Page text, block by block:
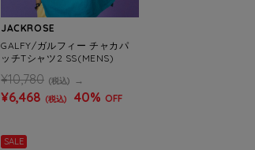
JACKROSE
GALFY/ガルフィー チャカパ
ッチTシャツ2 SS(MENS)
¥10,780 (税込)
¥6,468 (税込) 40% OFF
SALE